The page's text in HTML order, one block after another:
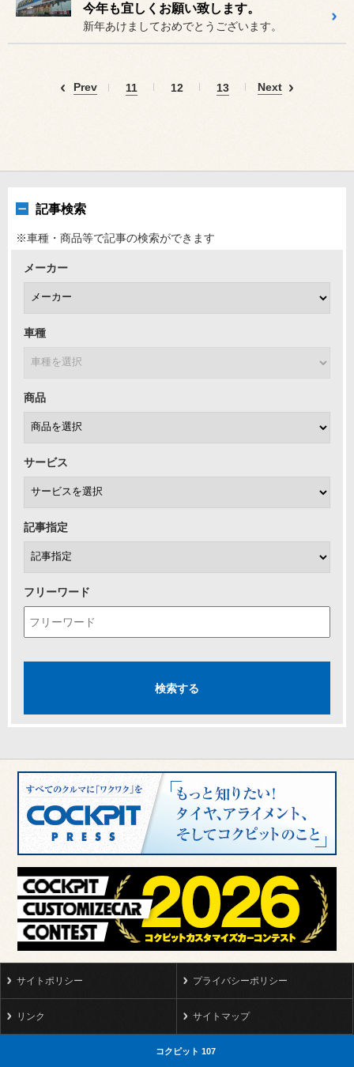
今年も宜しくお願い致します。
新年あけましておめでとうございます。
Prev 11 12 13 Next
記事検索
※車種・商品等で記事の検索ができます
メーカー
車種
商品
サービス
記事指定
フリーワード
サイトポリシー プライバシーポリシー
リンク サイトマップ
コクピット 107